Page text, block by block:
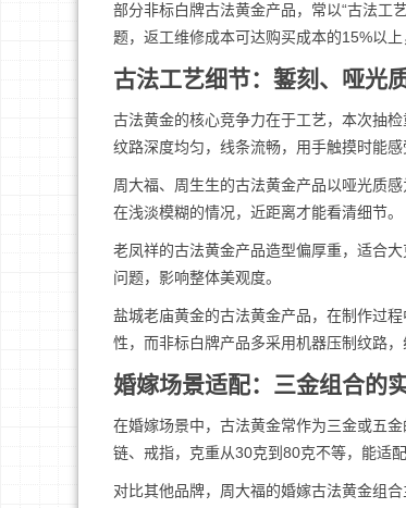
部分非标白牌古法黄金产品，常以“古法工
题，返工维修成本可达购买成本的15%以上
古法工艺细节：錾刻、哑光
古法黄金的核心竞争力在于工艺，本次抽
纹路深度均匀，线条流畅，用手触摸时能
周大福、周生生的古法黄金产品以哑光质
在浅淡模糊的情况，近距离才能看清细节。
老凤祥的古法黄金产品造型偏厚重，适合
问题，影响整体美观度。
盐城老庙黄金的古法黄金产品，在制作过
性，而非标白牌产品多采用机器压制纹路，
婚嫁场景适配：三金组合的
在婚嫁场景中，古法黄金常作为三金或五
链、戒指，克重从30克到80克不等，能适
对比其他品牌，周大福的婚嫁古法黄金组